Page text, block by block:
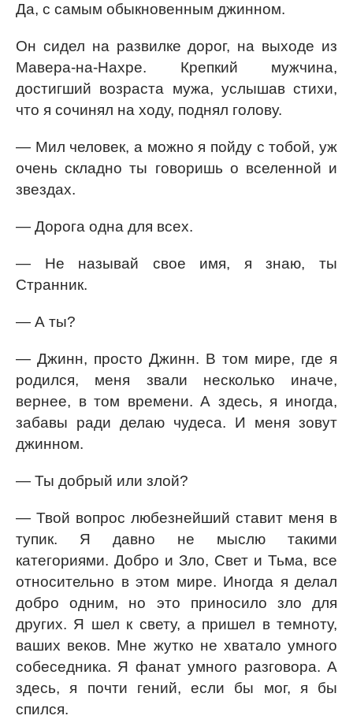
Да, с самым обыкновенным джинном.
Он сидел на развилке дорог, на выходе из
Мавера-на-Нахре. Крепкий мужчина,
достигший возраста мужа, услышав стихи,
что я сочинял на ходу, поднял голову.
— Мил человек, а можно я пойду с тобой, уж
очень складно ты говоришь о вселенной и
звездах.
— Дорога одна для всех.
— Не называй свое имя, я знаю, ты
Странник.
— А ты?
— Джинн, просто Джинн. В том мире, где я
родился, меня звали несколько иначе,
вернее, в том времени. А здесь, я иногда,
забавы ради делаю чудеса. И меня зовут
джинном.
— Ты добрый или злой?
— Твой вопрос любезнейший ставит меня в
тупик. Я давно не мыслю такими
категориями. Добро и Зло, Свет и Тьма, все
относительно в этом мире. Иногда я делал
добро одним, но это приносило зло для
других. Я шел к свету, а пришел в темноту,
ваших веков. Мне жутко не хватало умного
собеседника. Я фанат умного разговора. А
здесь, я почти гений, если бы мог, я бы
спился.